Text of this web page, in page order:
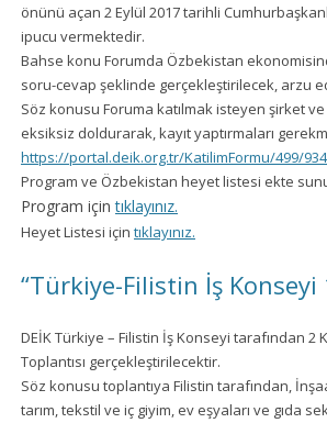
önünü açan 2 Eylül 2017 tarihli
ipucu vermektedir.
Bahse konu Forumda Özbekistan
soru-cevap şeklinde gerçekleştirilecek, arzu
Söz konusu Foruma katılmak isteyen şirket
eksiksiz doldurarak, kayıt yaptırmaları
https://portal.deik.org.tr/KatilimFormu/499/
Program ve Özbekistan heyet listesi ekte
Program içintıklayınız.
Heyet Listesi için tıklayınız.
“Türkiye-Filistin İş Konseyi
DEİK Türkiye – Filistin İş Konseyi tarafından 2
Toplantısı gerçekleştirilecektir.
Söz konusu toplantıya Filistin tarafından,
tarım, tekstil ve iç giyim, ev eşyaları ve gıda